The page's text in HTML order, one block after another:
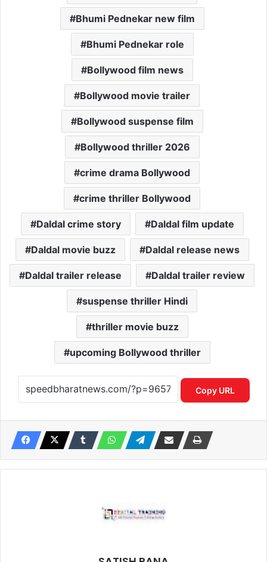
Bhumi Pednekar new film
Bhumi Pednekar role
Bollywood film news
Bollywood movie trailer
Bollywood suspense film
Bollywood thriller 2026
crime drama Bollywood
crime thriller Bollywood
Daldal crime story Daldal film update
Daldal movie buzz Daldal release news
Daldal trailer release Daldal trailer review
suspense thriller Hindi
thriller movie buzz
upcoming Bollywood thriller
Copy URL